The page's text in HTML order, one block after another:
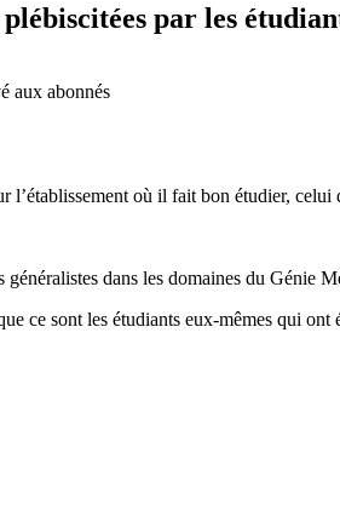
par les
aux abonnés
l’établissement où il fait bon étudier, celui
dans les domaines du Génie
ce sont les étudiants eux-mêmes qui